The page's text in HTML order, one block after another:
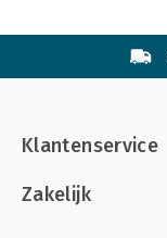
Klantenservice
Zakelijk